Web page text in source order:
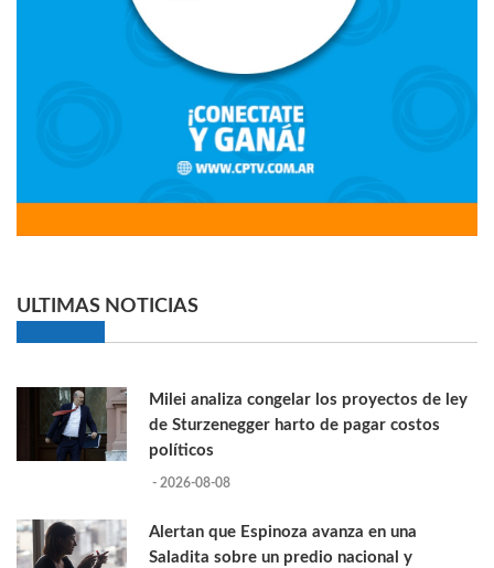
ULTIMAS NOTICIAS
Milei analiza congelar los proyectos de ley
de Sturzenegger harto de pagar costos
políticos
- 2026-08-08
Alertan que Espinoza avanza en una
Saladita sobre un predio nacional y